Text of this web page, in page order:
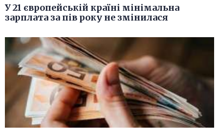
У 21 європейській країні мінімальна
зарплата за пів року не змінилася